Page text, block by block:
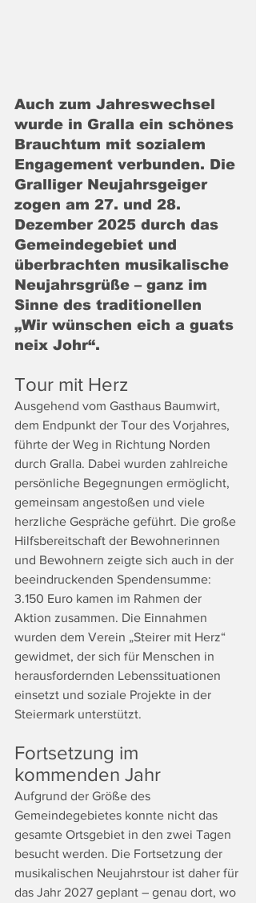
Auch zum Jahreswechsel
wurde in Gralla ein schönes
Brauchtum mit sozialem
Engagement verbunden. Die
Gralliger Neujahrsgeiger
zogen am 27. und 28.
Dezember 2025 durch das
Gemeindegebiet und
überbrachten musikalische
Neujahrsgrüße – ganz im
Sinne des traditionellen
„Wir wünschen eich a guats
neix Johr“.
Tour mit Herz
Ausgehend vom Gasthaus Baumwirt,
dem Endpunkt der Tour des Vorjahres,
führte der Weg in Richtung Norden
durch Gralla. Dabei wurden zahlreiche
persönliche Begegnungen ermöglicht,
gemeinsam angestoßen und viele
herzliche Gespräche geführt. Die große
Hilfsbereitschaft der Bewohnerinnen
und Bewohnern zeigte sich auch in der
beeindruckenden Spendensumme:
3.150 Euro kamen im Rahmen der
Aktion zusammen. Die Einnahmen
wurden dem Verein „Steirer mit Herz“
gewidmet, der sich für Menschen in
herausfordernden Lebenssituationen
einsetzt und soziale Projekte in der
Steiermark unterstützt.
Fortsetzung im
kommenden Jahr
Aufgrund der Größe des
Gemeindegebietes konnte nicht das
gesamte Ortsgebiet in den zwei Tagen
besucht werden. Die Fortsetzung der
musikalischen Neujahrstour ist daher für
das Jahr 2027 geplant – genau dort, wo